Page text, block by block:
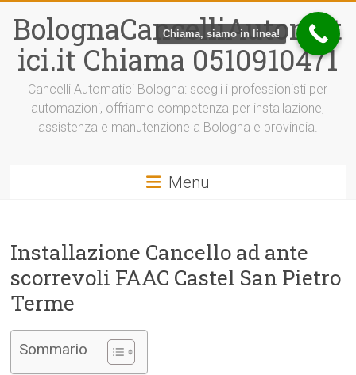
contenuto
BolognaCancelliAutomat
ici.it Chiama 0510910471
Cancelli Automatici Bologna: scegli i professionisti per
automazioni, offriamo competenza per installazione,
assistenza e manutenzione a Bologna e provincia.
Menu
Installazione Cancello ad ante
scorrevoli FAAC Castel San Pietro
Terme
Sommario
Chiama, siamo in linea!